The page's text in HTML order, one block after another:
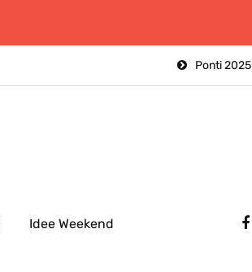
Ponti 2025
Idee Weekend